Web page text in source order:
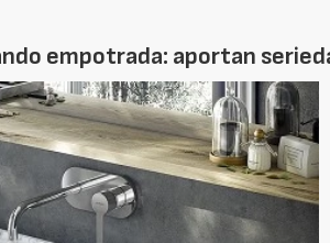
empotrada: aportan
Foto